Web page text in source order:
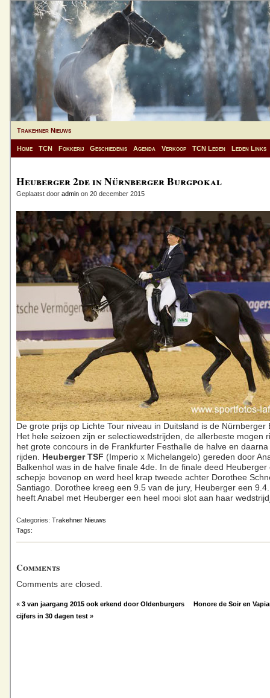
Trakehner Nieuws
Home TCN Fokkerij Geschiedenis Agenda Verkoop TCN Leden Leden Links
Heuberger 2de in Nürnberger Burgpokal
Geplaatst door admin on 20 december 2015
De grote prijs op Lichte Tour niveau in Duitsland is de Nürnberger
Het hele seizoen zijn er selectiewedstrijden, de allerbeste mogen
het grote concours in de Frankfurter Festhalle de halve en
rijden. Heuberger TSF (Imperio x Michelangelo) gereden door
Balkenhol was in de halve finale 4de. In de finale deed Heuberger
schepje bovenop en werd heel krap tweede achter Dorothee
Santiago. Dorothee kreeg een 9.5 van de jury, Heuberger een
heeft Anabel met Heuberger een heel mooi slot aan haar
Categories: Trakehner Nieuws
Tags:
Comments
Comments are closed.
« 3 van jaargang 2015 ook erkend door Oldenburgers
Honore de Soir en
cijfers in 30 dagen test »